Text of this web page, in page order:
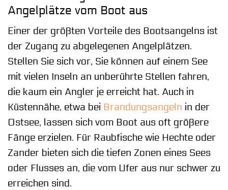
Angelplätze vom Boot aus
Einer der größten Vorteile des Bootsangelns ist
der Zugang zu abgelegenen Angelplätzen.
Stellen Sie sich vor, Sie können auf einem See
mit vielen Inseln an unberührte Stellen fahren,
die kaum ein Angler je erreicht hat. Auch in
Küstennähe, etwa bei Brandungsangeln in der
Ostsee, lassen sich vom Boot aus oft größere
Fänge erzielen. Für Raubfische wie Hechte oder
Zander bieten sich die tiefen Zonen eines Sees
oder Flusses an, die vom Ufer aus nur schwer zu
erreichen sind.